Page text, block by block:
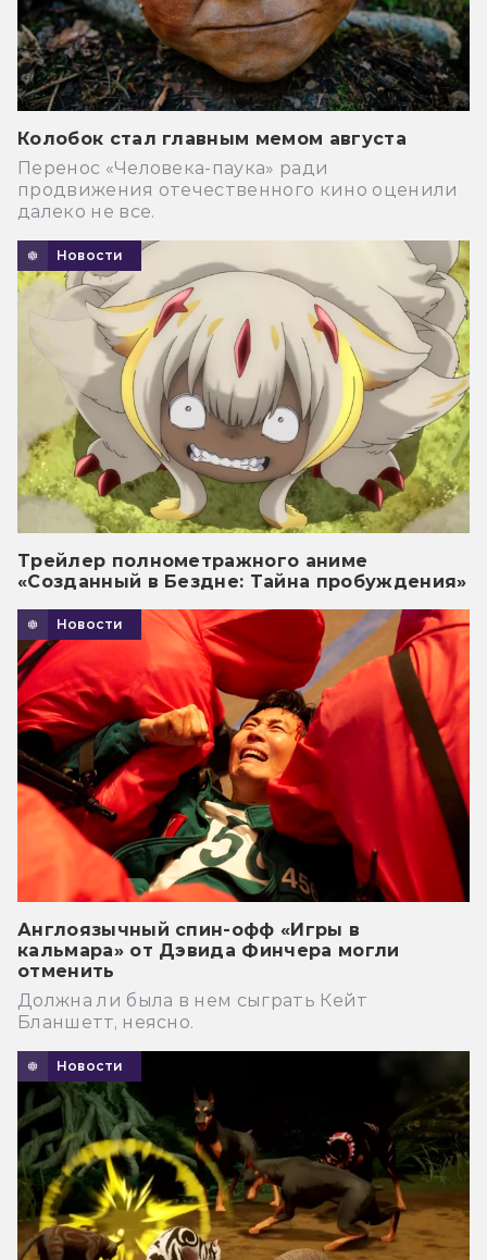
Колобок стал главным мемом августа
Перенос «Человека-паука» ради
продвижения отечественного кино оценили
далеко не все.
Новости
Трейлер полнометражного аниме
«Созданный в Бездне: Тайна пробуждения»
Новости
Англоязычный спин-офф «Игры в
кальмара» от Дэвида Финчера могли
отменить
Должна ли была в нем сыграть Кейт
Бланшетт, неясно.
Новости